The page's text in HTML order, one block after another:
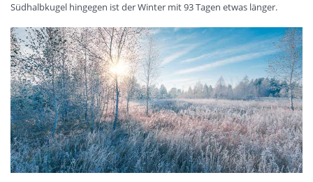
Südhalbkugel hingegen ist der Winter mit 93 Tagen etwas länger.